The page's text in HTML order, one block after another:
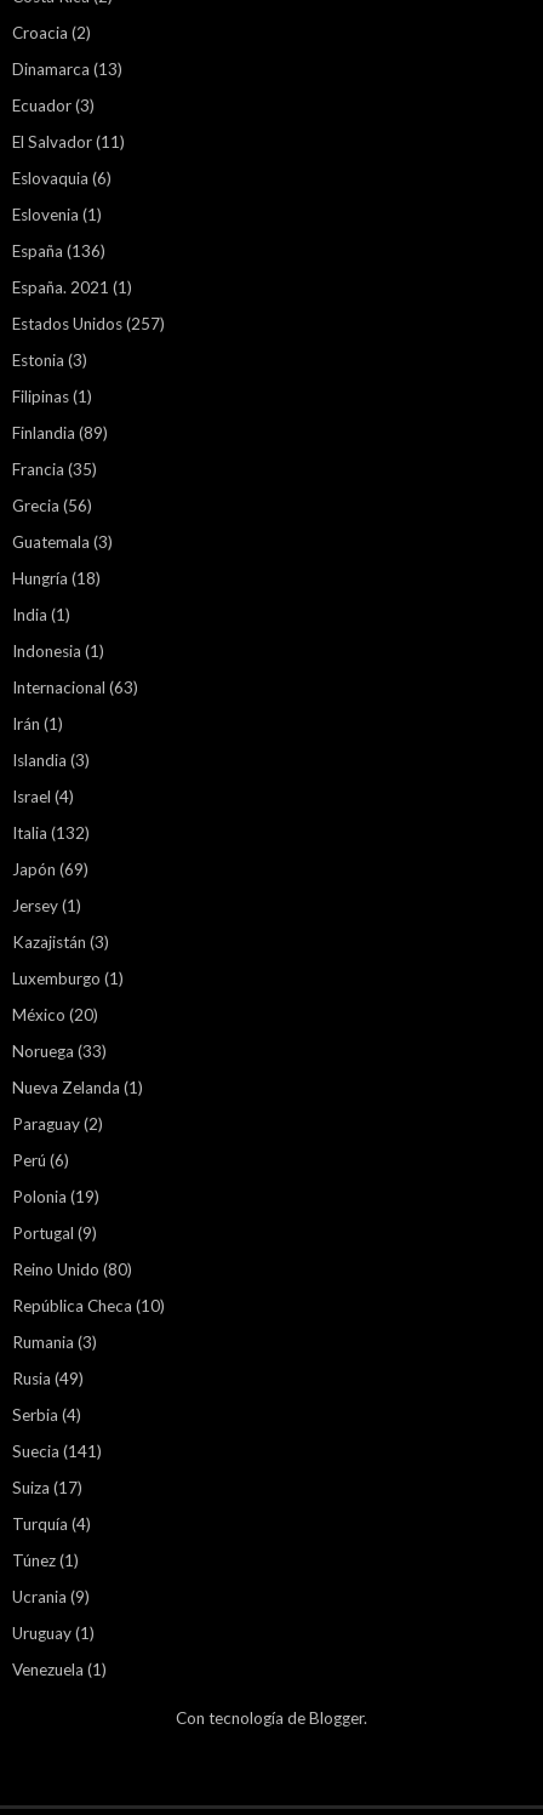
Croacia (2)
Dinamarca (13)
Ecuador(3)
El Salvador(11)
Eslovaquia (6)
Eslovenia (1)
España (136)
España. 2021 (1)
Estados Unidos(257)
Estonia (3)
Filipinas(1)
Finlandia (89)
Francia (35)
Grecia (56)
Guatemala (3)
Hungría (18)
India (1)
Indonesia (1)
Internacional (63)
Irán (1)
Islandia (3)
Israel (4)
Italia (132)
Japón (69)
Jersey(1)
Kazajistán (3)
Luxemburgo (1)
México (20)
Noruega (33)
Nueva Zelanda (1)
Paraguay(2)
Perú (6)
Polonia (19)
Portugal (9)
Reino Unido (80)
República Checa (10)
Rumania (3)
Rusia (49)
Serbia (4)
Suecia (141)
Suiza (17)
Turquía (4)
Túnez(1)
Ucrania (9)
Uruguay(1)
Venezuela (1)
Con tecnología deBlogger.